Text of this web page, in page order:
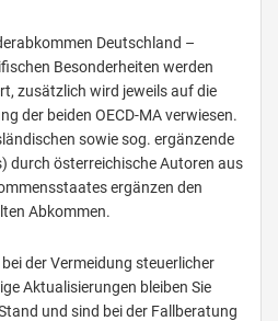
Deutschland –
Besonderheiten werden
zusätzlich wird jeweils auf die
der beiden OECD-MA verwiesen.
sowie sog. ergänzende
durch österreichische Autoren aus
ergänzen den
Abkommen.
der Vermeidung steuerlicher
Aktualisierungen bleiben Sie
und sind bei der Fallberatung